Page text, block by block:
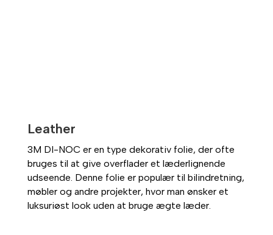
Leather
3M DI-NOC er en type dekorativ folie, der ofte
bruges til at give overflader et læderlignende
udseende. Denne folie er populær til bilindretning,
møbler og andre projekter, hvor man ønsker et
luksuriøst look uden at bruge ægte læder.